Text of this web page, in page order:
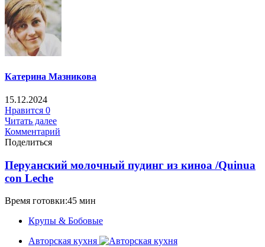
Катерина Мазникова
15.12.2024
Нравится 0
Читать далее
Комментарий
Поделиться
Перуанский молочный пудинг из киноа /Quinua
con Leche
Время готовки:45 мин
Крупы & Бобовые
Авторская кухня